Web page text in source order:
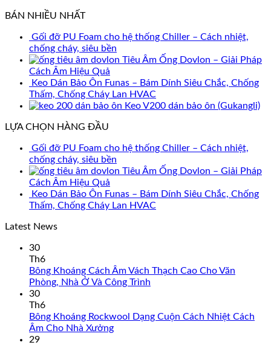
BÁN NHIỀU NHẤT
Gối đỡ PU Foam cho hệ thống Chiller – Cách nhiệt,
chống cháy, siêu bền
Tiêu Âm Ống Dovlon – Giải Pháp
Cách Âm Hiệu Quả
Keo Dán Bảo Ôn Funas – Bám Dính Siêu Chắc, Chống
Thấm, Chống Cháy Lan HVAC
Keo V200 dán bảo ôn (Gukangli)
LỰA CHỌN HÀNG ĐẦU
Gối đỡ PU Foam cho hệ thống Chiller – Cách nhiệt,
chống cháy, siêu bền
Tiêu Âm Ống Dovlon – Giải Pháp
Cách Âm Hiệu Quả
Keo Dán Bảo Ôn Funas – Bám Dính Siêu Chắc, Chống
Thấm, Chống Cháy Lan HVAC
Latest News
30
Th6
Bông Khoáng Cách Âm Vách Thạch Cao Cho Văn
Phòng, Nhà Ở Và Công Trình
30
Th6
Bông Khoáng Rockwool Dạng Cuộn Cách Nhiệt Cách
Âm Cho Nhà Xưởng
29